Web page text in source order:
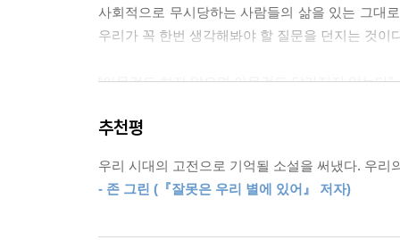
난 진실을 말했고 할 수 있는 모든 걸 했지만, 그
그의 인생은 어쩌고? 그는 한때 걷고 말하던 사
사회적으로 무시당하는 사람들의 삶을 있는 그대
우리가 꼭 한번 생각해봐야 할 질문을 던지는 것이
“아무것도 하지 않으면 아무것도 달라지지 않는다”
배우로 20년 만에 평범한 중산층 가정의 아버지
혐오는 사회 곳곳에서 차별로써 존재하며, 수많
추천평
우리 시대의 고전으로 기억될 소설을 써냈다. 우리
- 존 그린 (『잘못은 우리 별에 있어』 저자)